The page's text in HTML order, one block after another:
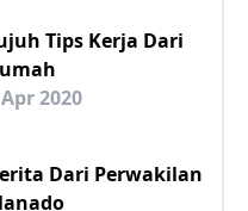
Tips Kerja Dari
2020
Dari Perwakilan